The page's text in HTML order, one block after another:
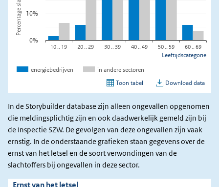
In de Storybuilder database zijn alleen ongevallen opgenomen
die meldingsplichtig zijn en ook daadwerkelijk gemeld zijn bij
de Inspectie SZW. De gevolgen van deze ongevallen zijn vaak
ernstig. In de onderstaande grafieken staan gegevens over de
ernst van het letsel en de soort verwondingen van de
slachtoffers bij ongevallen in deze sector.